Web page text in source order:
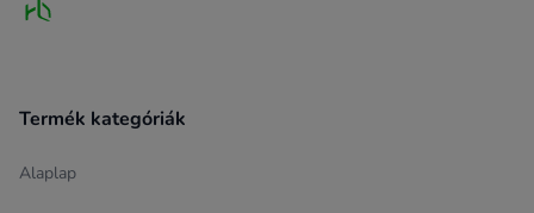
Termék kategóriák
Alaplap